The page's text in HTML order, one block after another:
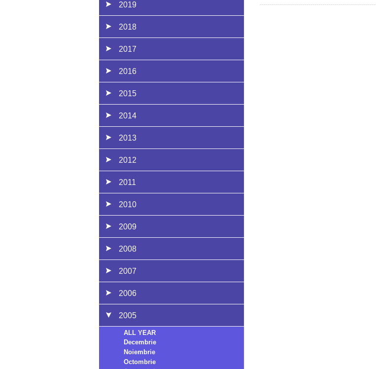
2019
2018
2017
2016
2015
2014
2013
2012
2011
2010
2009
2008
2007
2006
2005
ALL YEAR
Decembrie
Noiembrie
Octombrie